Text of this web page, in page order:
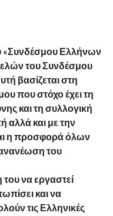
«Συνδέσμου Ελλήνων
του Συνδέσμου
βασίζεται στη
που στόχο έχει τη
και τη συλλογική
αλλά και με την
η προσφορά όλων
του
να εργαστεί
και να
τις Ελληνικές